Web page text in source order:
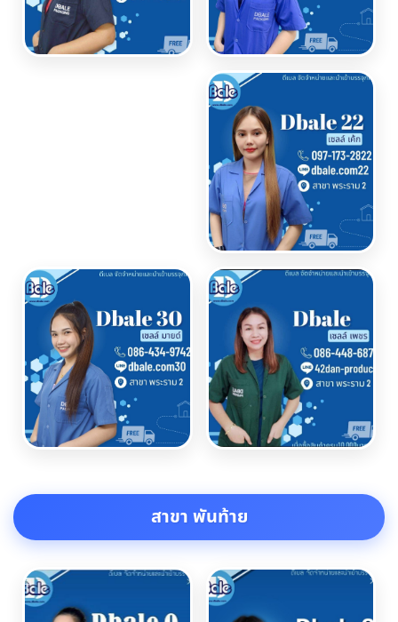
สาขา พันท้าย